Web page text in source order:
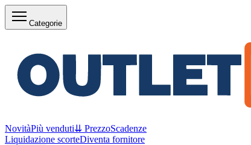
Categorie
NovitàPiù venduti⇊ PrezzoScadenze
Liquidazione scorteDiventa fornitore